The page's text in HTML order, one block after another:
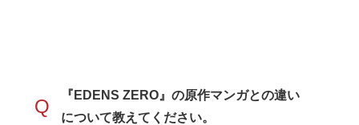
Q
『EDENS ZERO』の原作マンガとの違い
について教えてください。